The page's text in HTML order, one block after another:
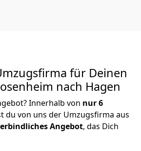
für Deinen
nach Hagen
Innerhalb von nur 6
du von uns der Umzugsfirma aus
Angebot, das Dich